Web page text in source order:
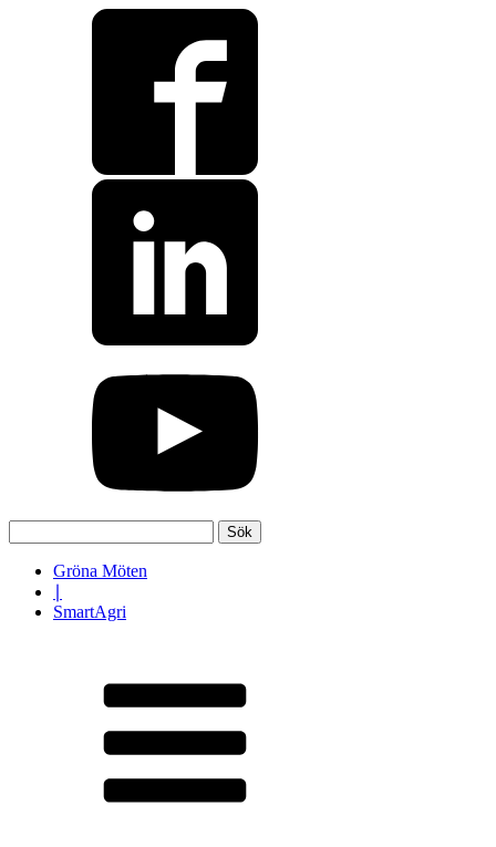
efter:
Gröna Möten
SmartAgri